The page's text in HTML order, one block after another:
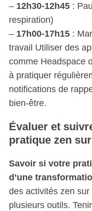
– 12h30-12h45:
respiration)
– 17h00-17h15:
travail Utiliser des
comme Headspace
à pratiquer
notifications de
bien-être.
Évaluer et
pratique zen
Savoir si votre
d’une
des activités zen
plusieurs outils.